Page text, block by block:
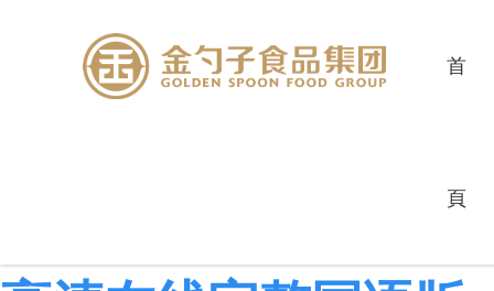
首
頁